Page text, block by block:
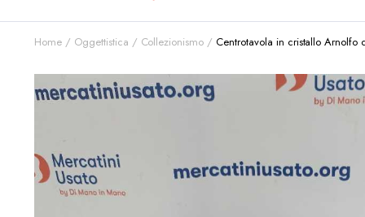
Home Oggettistica Collezionismo Centrotavola in cristallo Arnolfo